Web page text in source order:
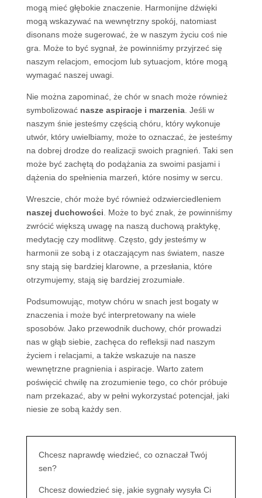
mogą mieć głębokie znaczenie. Harmonijne dźwięki
mogą wskazywać na wewnętrzny spokój, natomiast
disonans może sugerować, że w naszym życiu coś nie
gra. Może to być sygnał, że powinniśmy przyjrzeć się
naszym relacjom, emocjom lub sytuacjom, które mogą
wymagać naszej uwagi.
Nie można zapominać, że chór w snach może również
symbolizować nasze aspiracje i marzenia. Jeśli w
naszym śnie jesteśmy częścią chóru, który wykonuje
utwór, który uwielbiamy, może to oznaczać, że jesteśmy
na dobrej drodze do realizacji swoich pragnień. Taki sen
może być zachętą do podążania za swoimi pasjami i
dążenia do spełnienia marzeń, które nosimy w sercu.
Wreszcie, chór może być również odzwierciedleniem
naszej duchowości . Może to być znak, że powinniśmy
zwrócić większą uwagę na naszą duchową praktykę,
medytację czy modlitwę. Często, gdy jesteśmy w
harmonii ze sobą i z otaczającym nas światem, nasze
sny stają się bardziej klarowne, a przesłania, które
otrzymujemy, stają się bardziej zrozumiałe.
Podsumowując, motyw chóru w snach jest bogaty w
znaczenia i może być interpretowany na wiele
sposobów. Jako przewodnik duchowy, chór prowadzi
nas w głąb siebie, zachęca do refleksji nad naszym
życiem i relacjami, a także wskazuje na nasze
wewnętrzne pragnienia i aspiracje. Warto zatem
poświęcić chwilę na zrozumienie tego, co chór próbuje
nam przekazać, aby w pełni wykorzystać potencjał, jaki
niesie ze sobą każdy sen.
Chcesz naprawdę wiedzieć, co oznaczał Twój
sen?
Chcesz dowiedzieć się, jakie sygnały wysyła Ci